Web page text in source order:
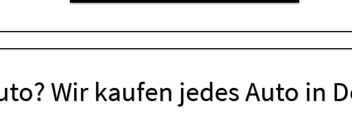
Wir kaufen jedes Auto in